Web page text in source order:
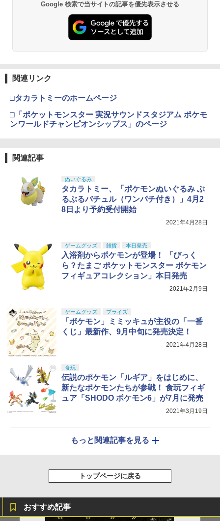
産商品《2026年11月発送予定 受注期間
は8月31日まで》フィギュア 人気 おもち
ゃ キャラクター 玩具 人形 置き物 ホビー
インテリア グッズ ギフト プレゼント 正
規店 東映レトロソフビコレクション
day Gift -Bear- ソニーエンジェル バー
スデーギフト -ベア- アソートボックス
（12個入）
クウガ アメイジングマイティ 受注生産
商品《2026年11月発送予定 受注期間は8
月31日まで》フィギュア 人気 おもちゃ
キャラクター 玩具 人形 置き物 ホビー イ
ンテリア グッズ ギフト プレゼント 正規
店 東映レトロソフビコレクション
｜L96SP メール便 対応商品 ポスト投
函 ネコポス ゆうパケット
￥1,119
￥594
タクティカルバイポッド グリップ レプ
￥1,546
￥421
5
アーテック ダンボールバスケクラフトキ
ット 55902
TAMASHII NATIONS S.H.フィギュアー
ツ ONE PIECE シャンクス -マリンフォ
ード頂上決戦- 約165mm PVC&ABS&布
4
52TOYS BLINDBOX ディズニー プリン
セス On the Run シリーズ ブラインドボ
ックス フィギュア ガチャガチャ コレク
ション 塗装済み コレクター・誕生日・
TAMASHII NATIONS S.H.フィギュアー
ツ 攻殻機動隊 THE GHOST IN THE SHE
LL 草薙素子 約140mm PVC&ABS製 塗
装済み可動フィギュア
マックスファクトリー PLAMATEA MX
ちゃん 組み立て式プラモデル ノンスケ
ール 全高約160mm
HGAW 機動新世紀ガンダムX ガンダムエ
アマスター 1/144スケール 色分け済みプ
ラモデル
30MS SIS-H00 セスティエ[カラーC] 色
分け済みプラモデル
￥4,500
東京マルイ(TOKYO MARUI) No.21 H&K
USP HG 18歳以上エアーHOPハンドガン
￥3,409
4
￥3,815
先細薄刃ニッパー (ゲートカット用) プラ
モデル用工具 74123
4
型用接着剤 87003
￥184
5
￥710
Google 検索で当サイトの記事を優先表示させる
関連リンク
□タカラトミーのホームページ
□「ポケットモンスター 実況サウンドスタジアム ポケモ
ンワールドチャンピオンシップス」のページ
関連記事
ぬいぐるみ
タカラトミー、「ポケモンぬいぐるみ ぶ
るぶるバチュル（ワンパチ付き）」4月2
8日より予約受付開始
2021年4月28日
ゲームグッズ 雑貨 本日発売
入浴剤からポケモンが登場！ 「びっく
ら？たまご ポケットモンスター ポケモン
フィギュアコレクション」本日発売
2021年2月9日
ゲームグッズ プライズ
「ポケモン」ミミッキュが主役の「一番
くじ」最新作、9月中旬に発売決定！
2021年4月28日
食玩
伝説のポケモン「ルギア」をはじめに、
新たなポケモンたちが参戦！ 食玩フィギ
ュア「SHODO ポケモン6」が7月に発売
2021年3月19日
もっと関連記事を見る
トップページに戻る
おすすめ記事